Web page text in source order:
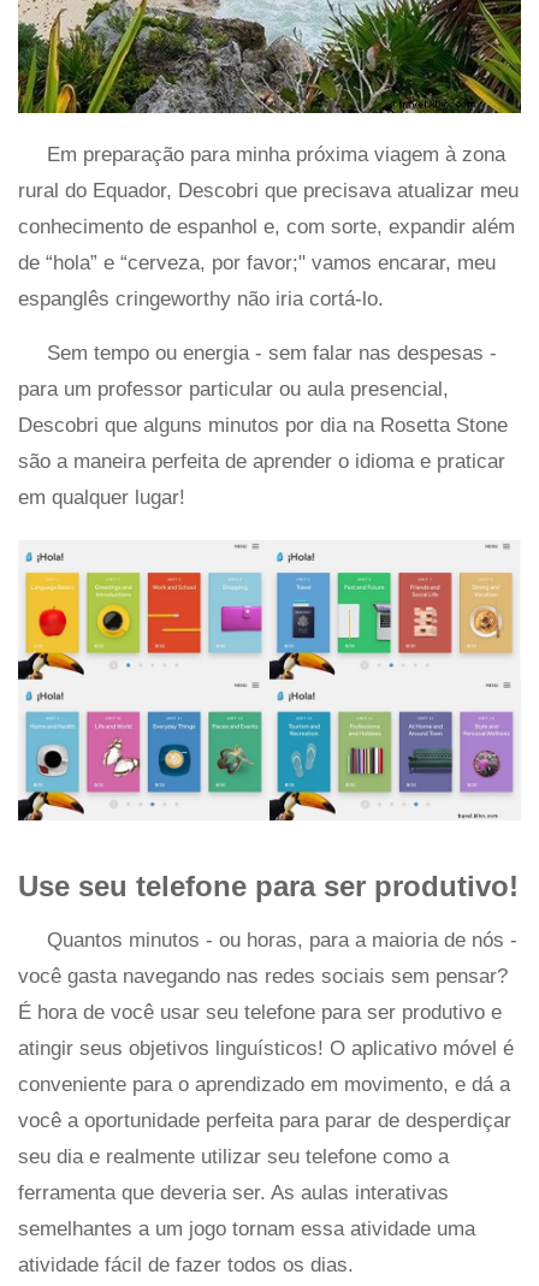
Em preparação para minha próxima viagem à zona
rural do Equador, Descobri que precisava atualizar meu
conhecimento de espanhol e, com sorte, expandir além
de “hola” e “cerveza, por favor;" vamos encarar, meu
espanglês cringeworthy não iria cortá-lo.
Sem tempo ou energia - sem falar nas despesas -
para um professor particular ou aula presencial,
Descobri que alguns minutos por dia na Rosetta Stone
são a maneira perfeita de aprender o idioma e praticar
em qualquer lugar!
Use seu telefone para ser produtivo!
Quantos minutos - ou horas, para a maioria de nós -
você gasta navegando nas redes sociais sem pensar?
É hora de você usar seu telefone para ser produtivo e
atingir seus objetivos linguísticos! O aplicativo móvel é
conveniente para o aprendizado em movimento, e dá a
você a oportunidade perfeita para parar de desperdiçar
seu dia e realmente utilizar seu telefone como a
ferramenta que deveria ser. As aulas interativas
semelhantes a um jogo tornam essa atividade uma
atividade fácil de fazer todos os dias.